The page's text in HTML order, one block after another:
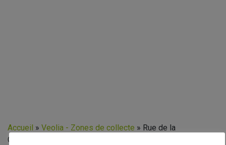
Accueil » Veolia - Zones de collecte » Rue de la
Commanderie